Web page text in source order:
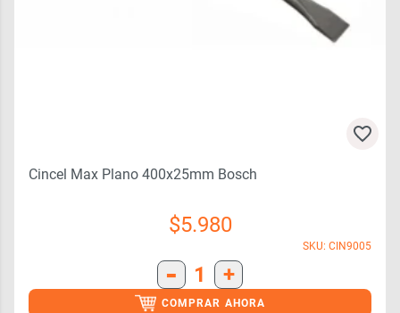
Cincel Max Plano 400x25mm Bosch
$5.980
SKU: CIN9005
- 1 +
COMPRAR AHORA